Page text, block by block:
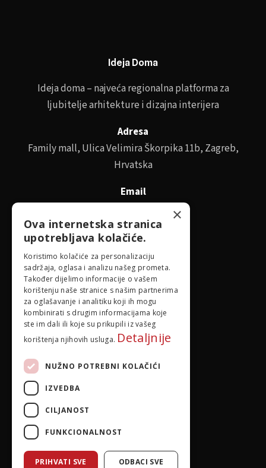
Ideja Doma
Ideja doma – najveća regionalna platforma za
ljubitelje arhitekture i dizajna interijera
Adresa
Family mall, Ulica Velimira Škorpika 11b, Zagreb,
Hrvatska
Email
id@idejadoma.com
Izbornik
O nama
Pravila privatnosti
×
Ova internetska stranica
upotrebljava kolačiće.
Koristimo kolačiće za personalizaciju
sadržaja, oglasa i analizu našeg prometa.
Također dijelimo informacije o vašem
korištenju naše stranice s našim partnerima
za oglašavanje i analitiku koji ih mogu
kombinirati s drugim informacijama koje
ste im dali ili koje su prikupili iz vašeg
korištenja njihovih usluga. Detaljnije
NUŽNO POTREBNI KOLAČIĆI
IZVEDBA
CILJANOST
FUNKCIONALNOST
PRIHVATI SVE ODBACI SVE